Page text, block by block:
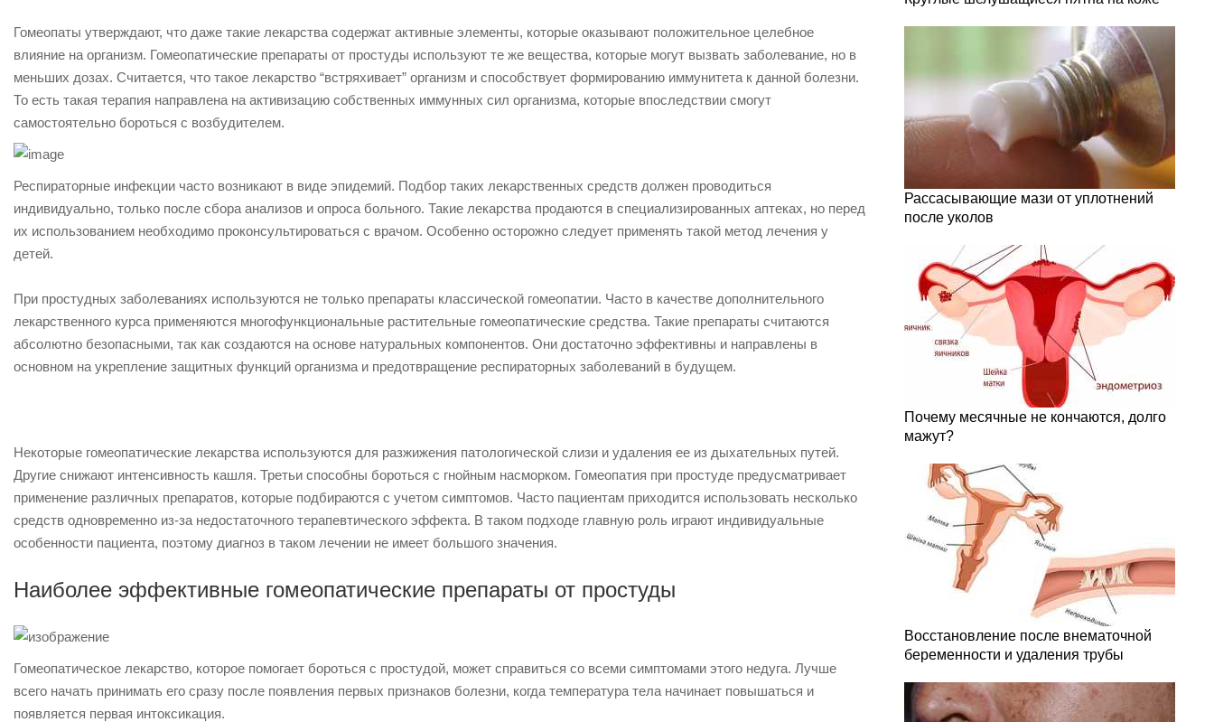
Гомеопаты утверждают, что даже такие лекарства содержат активные элементы, которые оказывают положительное целебное
влияние на организм. Гомеопатические препараты от простуды используют те же вещества, которые могут вызвать заболевание, но в
меньших дозах. Считается, что такое лекарство “встряхивает” организм и способствует формированию иммунитета к данной болезни.
То есть такая терапия направлена на активизацию собственных иммунных сил организма, которые впоследствии смогут
самостоятельно бороться с возбудителем.
Респираторные инфекции часто возникают в виде эпидемий. Подбор таких лекарственных средств должен проводиться
индивидуально, только после сбора анализов и опроса больного. Такие лекарства продаются в специализированных аптеках, но перед
их использованием необходимо проконсультироваться с врачом. Особенно осторожно следует применять такой метод лечения у
детей.
При простудных заболеваниях используются не только препараты классической гомеопатии. Часто в качестве дополнительного
лекарственного курса применяются многофункциональные растительные гомеопатические средства. Такие препараты считаются
абсолютно безопасными, так как создаются на основе натуральных компонентов. Они достаточно эффективны и направлены в
основном на укрепление защитных функций организма и предотвращение респираторных заболеваний в будущем.
Некоторые гомеопатические лекарства используются для разжижения патологической слизи и удаления ее из дыхательных путей.
Другие снижают интенсивность кашля. Третьи способны бороться с гнойным насморком. Гомеопатия при простуде предусматривает
применение различных препаратов, которые подбираются с учетом симптомов. Часто пациентам приходится использовать несколько
средств одновременно из-за недостаточного терапевтического эффекта. В таком подходе главную роль играют индивидуальные
особенности пациента, поэтому диагноз в таком лечении не имеет большого значения.
Наиболее эффективные гомеопатические препараты от простуды
Гомеопатическое лекарство, которое помогает бороться с простудой, может справиться со всеми симптомами этого недуга. Лучше
всего начать принимать его сразу после появления первых признаков болезни, когда температура тела начинает повышаться и
появляется первая интоксикация.
Рассасывающие мази от уплотнений
после уколов
Почему месячные не кончаются, долго
мажут?
Восстановление после внематочной
беременности и удаления трубы